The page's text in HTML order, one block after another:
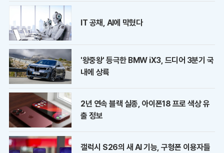
IT 공채, AI에 막혔다
'왕중왕' 등극한 BMW iX3, 드디어 3분기 국
내에 상륙
2년 연속 블랙 실종, 아이폰18 프로 색상 유
출 정보
갤럭시 S26의 새 AI 기능, 구형폰 이용자들